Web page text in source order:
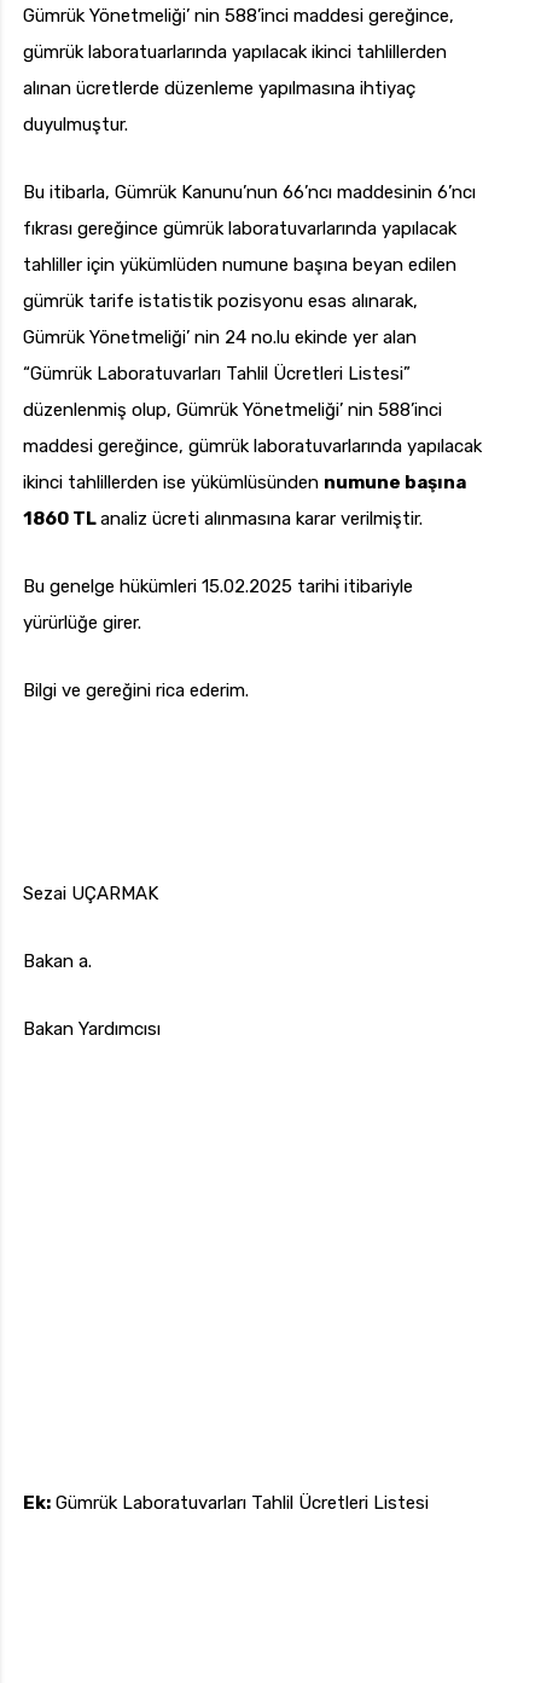
Gümrük Yönetmeliği’ nin 588’inci maddesi gereğince,
gümrük laboratuarlarında yapılacak ikinci tahlillerden
alınan ücretlerde düzenleme yapılmasına ihtiyaç
duyulmuştur.
Bu itibarla, Gümrük Kanunu’nun 66’ncı maddesinin 6’ncı
fıkrası gereğince gümrük laboratuvarlarında yapılacak
tahliller için yükümlüden numune başına beyan edilen
gümrük tarife istatistik pozisyonu esas alınarak,
Gümrük Yönetmeliği’ nin 24 no.lu ekinde yer alan
“Gümrük Laboratuvarları Tahlil Ücretleri Listesi”
düzenlenmiş olup, Gümrük Yönetmeliği’ nin 588’inci
maddesi gereğince, gümrük laboratuvarlarında yapılacak
ikinci tahlillerden ise yükümlüsünden numune başına
1860 TLanaliz ücreti alınmasına karar verilmiştir.
Bu genelge hükümleri 15.02.2025 tarihi itibariyle
yürürlüğe girer.
Bilgi ve gereğini rica ederim.
Sezai UÇARMAK
Bakan a.
Bakan Yardımcısı
Ek: Gümrük Laboratuvarları Tahlil Ücretleri Listesi